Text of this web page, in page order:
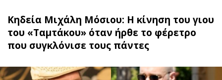
Κηδεία Μιχάλη Μόσιου: Η κίνηση του γιου
του «Ταμτάκου» όταν ήρθε το φέρετρο
που συγκλόνισε τους πάντες